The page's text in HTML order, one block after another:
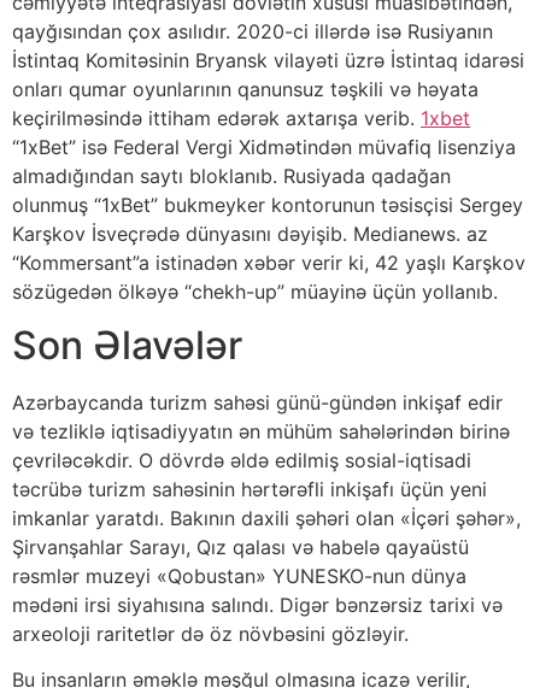
qayğısından çox asılıdır. 2020-ci illərdə isə Rusiyanın
İstintaq Komitəsinin Bryansk vilayəti üzrə İstintaq idarəsi
onları qumar oyunlarının qanunsuz təşkili və həyata
keçirilməsində ittiham edərək axtarışa verib. 1xbet
“1xBet” isə Federal Vergi Xidmətindən müvafiq lisenziya
almadığından saytı bloklanıb. Rusiyada qadağan
olunmuş “1xBet” bukmeyker kontorunun təsisçisi Sergey
Karşkov İsveçrədə dünyasını dəyişib. Medianews. az
“Kommersant”a istinadən xəbər verir ki, 42 yaşlı Karşkov
sözügedən ölkəyə “chekh-up” müayinə üçün yollanıb.
Son Əlavələr
Azərbaycanda turizm sahəsi günü-gündən inkişaf edir
və tezliklə iqtisadiyyatın ən mühüm sahələrindən birinə
çevriləcəkdir. O dövrdə əldə edilmiş sosial-iqtisadi
təcrübə turizm sahəsinin hərtərəfli inkişafı üçün yeni
imkanlar yaratdı. Bakının daxili şəhəri olan «İçəri şəhər»,
Şirvanşahlar Sarayı, Qız qalası və habelə qayaüstü
rəsmlər muzeyi «Qobustan» YUNESKO-nun dünya
mədəni irsi siyahısına salındı. Digər bənzərsiz tarixi və
arxeoloji raritetlər də öz növbəsini gözləyir.
Bu insanların əməklə məşğul olmasına icazə verilir,